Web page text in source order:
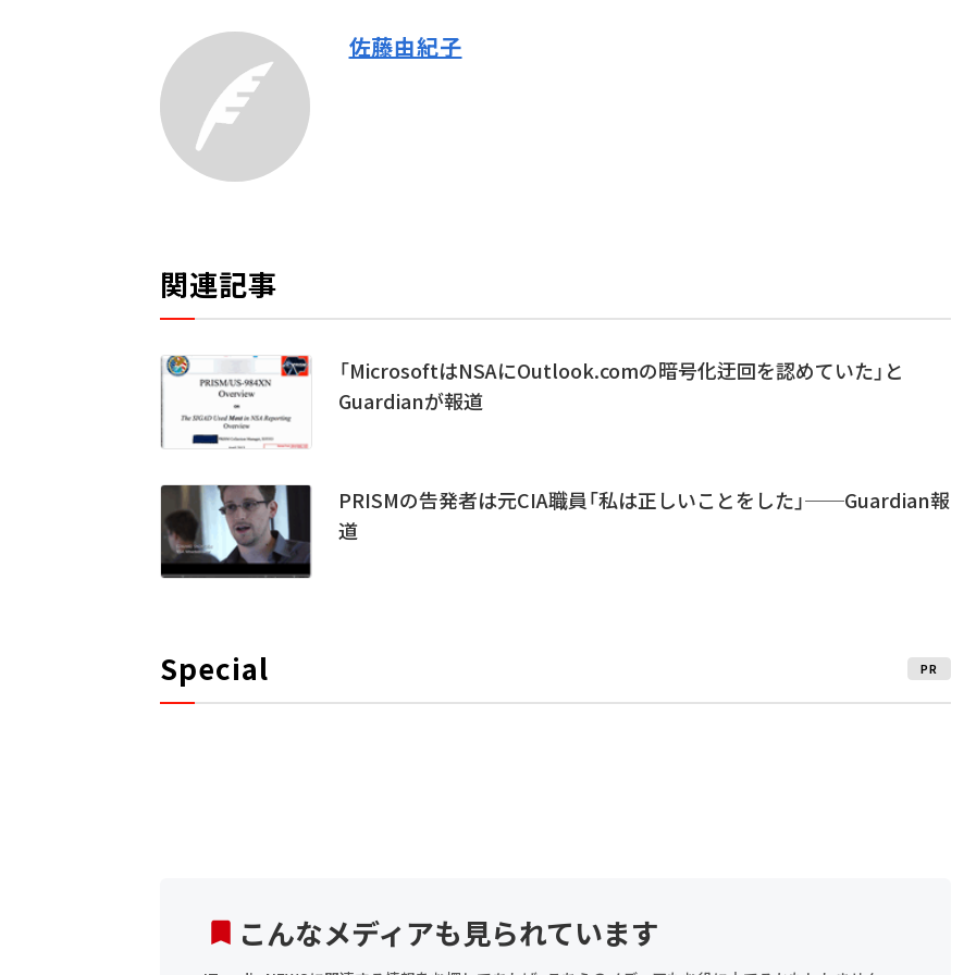
佐藤由紀子
関連記事
「MicrosoftはNSAにOutlook.comの暗号化迂回を認めていた」と
Guardianが報道
PRISMの告発者は元CIA職員「私は正しいことをした」──Guardian報
道
Special PR
こんなメディアも見られています